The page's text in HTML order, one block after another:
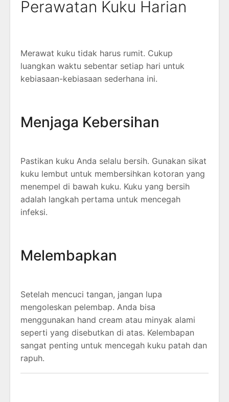
Perawatan Kuku Harian
Merawat kuku tidak harus rumit. Cukup
luangkan waktu sebentar setiap hari untuk
kebiasaan-kebiasaan sederhana ini.
Menjaga Kebersihan
Pastikan kuku Anda selalu bersih. Gunakan sikat
kuku lembut untuk membersihkan kotoran yang
menempel di bawah kuku. Kuku yang bersih
adalah langkah pertama untuk mencegah
infeksi.
Melembapkan
Setelah mencuci tangan, jangan lupa
mengoleskan pelembap. Anda bisa
menggunakan hand cream atau minyak alami
seperti yang disebutkan di atas. Kelembapan
sangat penting untuk mencegah kuku patah dan
rapuh.